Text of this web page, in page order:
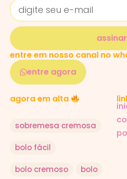
assinar
entre em nosso canal no
entre agora
agora em alta
sobremesa cremosa
bolo fácil
bolo cremoso bolo